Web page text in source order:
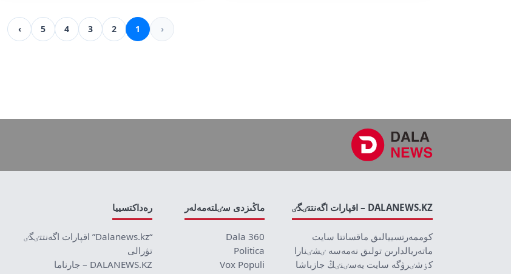
‹
1
2
3
4
5
›
DALANEWS.KZ – اقپارات اگەنتتٸگٸ
كوممەرتسييالىق ماقساتتا سايت
ماتەريالدارىن تولىق نەمەسە ٸشٸنارا
كٶشٸرۋگە سايت يەسٸنٸڭ جازباشا
ماڭىزدى سٸلتەمەلەر
Dala 360
Politica
Vox Populi
رەداكتسييا
“Dalanews.kz” اقپارات اگەنتتٸگٸ
تۋرالى
DALANEWS.KZ – جارناما